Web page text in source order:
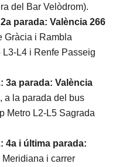
del Bar Velòdrom).
parada: València 266
Gràcia i Rambla
L4 i Renfe Passeig
3a parada: València
a la parada del bus
Metro L2-L5 Sagrada
4a i última parada:
Meridiana i carrer